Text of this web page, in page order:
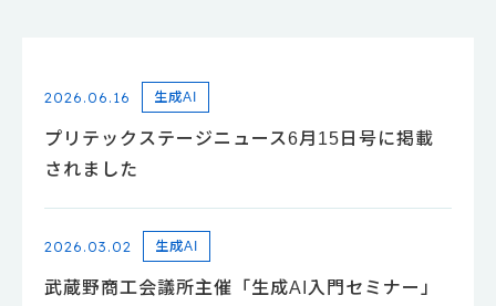
2026.06.16 生成AI
プリテックステージニュース6月15日号に掲載
されました
2026.03.02 生成AI
武蔵野商工会議所主催「生成AI入門セミナー」